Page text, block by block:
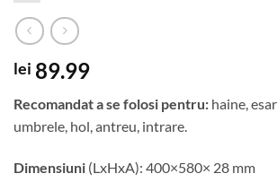
lei 89.99
Recomandat a se folosi pentru: haine,
umbrele, hol, antreu, intrare.
Dimensiuni (LxHxA): 400×580× 28 mm